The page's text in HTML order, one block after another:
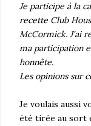
Je participe à la
recette Club
McCormick. J'ai
ma participation
honnête.
Les opinions sur
Je voulais aussi
été tirée au sort